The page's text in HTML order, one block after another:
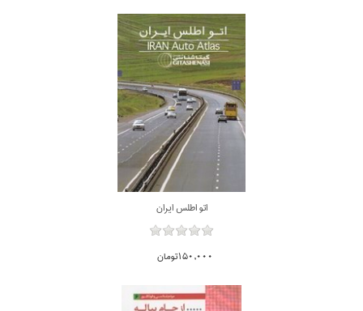
اتو اطلس ايران
150,000تومان